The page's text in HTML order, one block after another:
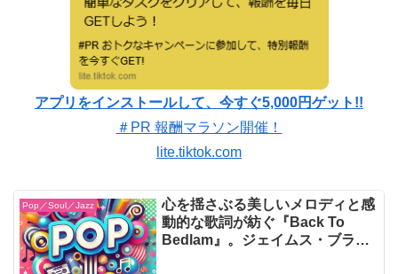
アプリをインストールして、今すぐ5,000円ゲット!!
＃PR 報酬マラソン開催！
lite.tiktok.com
Pop／Soul／Jazz
心を揺さぶる美しいメロディと感
動的な歌詞が紡ぐ『Back To
Bedlam』。ジェイムス・ブラン